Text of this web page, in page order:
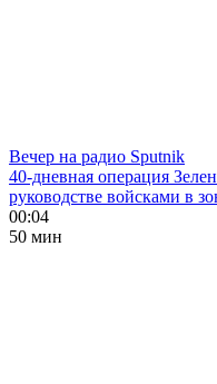
Вечер на радио Sputnik
40-дневная операция
руководстве войсками в
00:04
50 мин